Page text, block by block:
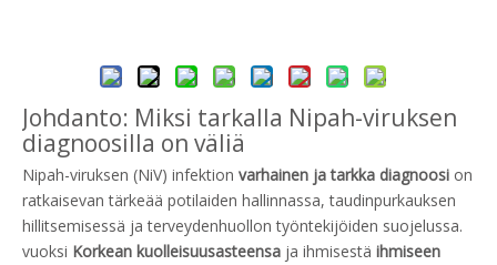
Johdanto: Miksi tarkalla Nipah-viruksen
diagnoosilla on väliä
Nipah-viruksen (NiV) infektion varhainen ja tarkka diagnoosi on
ratkaisevan tärkeää potilaiden hallinnassa, taudinpurkauksen
hillitsemisessä ja terveydenhuollon työntekijöiden suojelussa.
vuoksi Korkean kuolleisuusasteensa ja ihmisestä ihmiseen